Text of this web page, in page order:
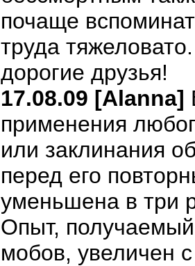
почаще
труда
дорогие друзья!
17.08.09 [Alanna]
применения
или заклинания
перед его
уменьшена в три
Опыт,
мобов, увеличен